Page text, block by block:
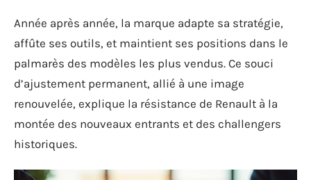
Année après année, la marque adapte sa stratégie,
affûte ses outils, et maintient ses positions dans le
palmarès des modèles les plus vendus. Ce souci
d’ajustement permanent, allié à une image
renouvelée, explique la résistance de Renault à la
montée des nouveaux entrants et des challengers
historiques.